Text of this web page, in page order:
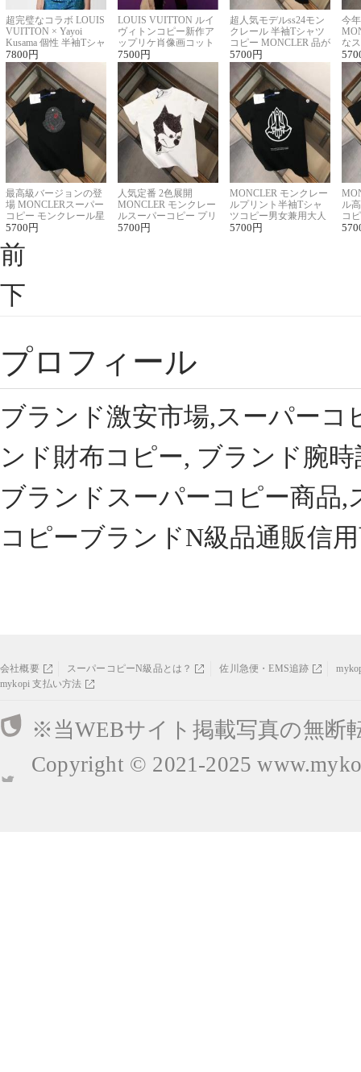
超完璧なコラボ LOUIS
VUITTON × Yayoi
Kusama 個性 半袖Tシャ
ツコピー男女兼用
7800 円
LOUIS VUITTON ルイ
ヴィトンコピー新作ア
ップリケ肖像画コット
ンニット半袖Tシャツ
7500 円
超人気モデルss24モン
クレール 半袖Tシャツ
コピー MONCLER 品が
良く見た目
5700 円
今
な
ル
最高級バージョンの登
場 MONCLERスーパー
コピー モンクレール星
座半袖Tシャツ
5700 円
人気定番 2色展開
MONCLER モンクレー
ルスーパーコピー プリ
ント半袖Tシャツ
5700 円
MONCLER モンクレー
ルプリント半袖Tシャ
ツコピー男女兼用大人
可愛い春夏コーデ
5700 円
ル
コ
ィ
前
下
プロフィール
ブランド激安市場,スーパー
ンド財布コピー, ブランド腕
ブランドスーパーコピー商品
コピーブランドN級品通販信
会社概要 スーパーコピーN級品とは？ 佐川急便・EMS追跡
mykopi 支払い方法
※当WEBサイト掲載写真の無断
Copyright © 2021-2025